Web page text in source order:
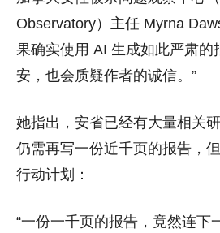
Observatory）主任 Myrna
果确实使用 AI 生成如此严肃的
安，也会质疑作者的诚信。”
她指出，安省已经有大量相关
仍需再写一份近千页的报告，
行动计划：
“一份一千页的报告，竟然连下